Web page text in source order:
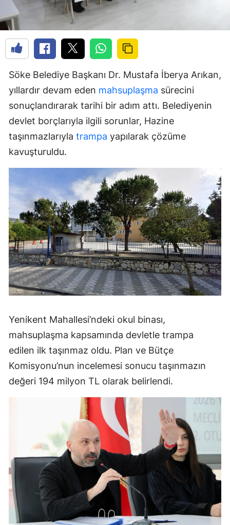
Söke Belediye Başkanı Dr. Mustafa İberya Arıkan,
yıllardır devam eden mahsuplaşma sürecini
sonuçlandırarak tarihi bir adım attı. Belediyenin
devlet borçlarıyla ilgili sorunlar, Hazine
taşınmazlarıyla trampa yapılarak çözüme
kavuşturuldu.
Yenikent Mahallesi’ndeki okul binası,
mahsuplaşma kapsamında devletle trampa
edilen ilk taşınmaz oldu. Plan ve Bütçe
Komisyonu’nun incelemesi sonucu taşınmazın
değeri 194 milyon TL olarak belirlendi.